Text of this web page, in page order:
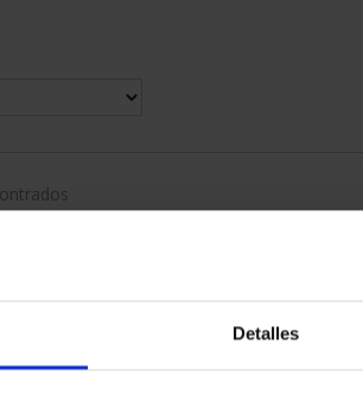
Detalles